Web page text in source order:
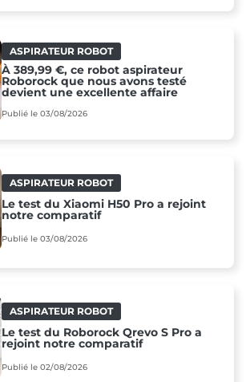
ASPIRATEUR ROBOT
À 389,99 €, ce robot aspirateur
Roborock que nous avons testé
devient une excellente affaire
Publié le 03/08/2026
ASPIRATEUR ROBOT
Le test du Xiaomi H50 Pro a rejoint
notre comparatif
Publié le 03/08/2026
ASPIRATEUR ROBOT
Le test du Roborock Qrevo S Pro a
rejoint notre comparatif
Publié le 02/08/2026